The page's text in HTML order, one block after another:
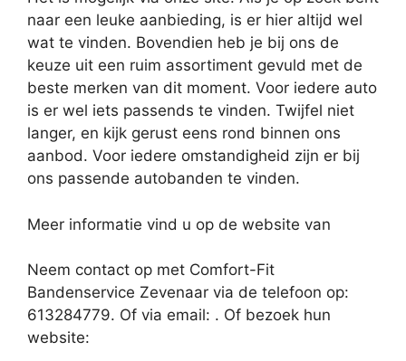
naar een leuke aanbieding, is er hier altijd wel
wat te vinden. Bovendien heb je bij ons de
keuze uit een ruim assortiment gevuld met de
beste merken van dit moment. Voor iedere auto
is er wel iets passends te vinden. Twijfel niet
langer, en kijk gerust eens rond binnen ons
aanbod. Voor iedere omstandigheid zijn er bij
ons passende autobanden te vinden.
Meer informatie vind u op de website van
Neem contact op met Comfort-Fit
Bandenservice Zevenaar via de telefoon op:
613284779. Of via email: . Of bezoek hun
website: